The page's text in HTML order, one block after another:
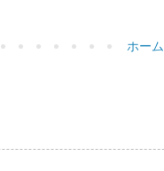
ホーム